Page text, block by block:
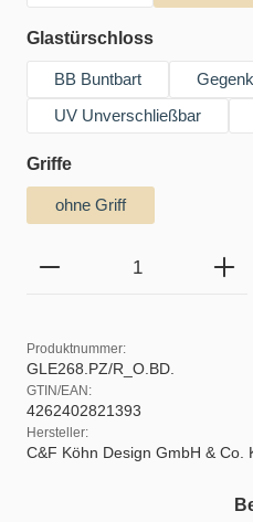
Glastürschlossauswählen
BB Buntbart
UV Unverschließbar
Griffeauswählen
ohne Griff
Produkt Anzahl:
Produktnummer:
GLE268.PZ/R_O.BD.
GTIN/EAN:
4262402821393
Hersteller:
C&F Köhn Design GmbH & Co.